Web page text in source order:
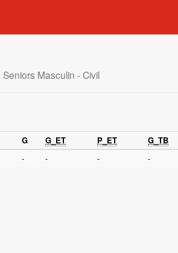
Seniors Masculin - Civil
G G_ET P_ET G_TB
- - - -